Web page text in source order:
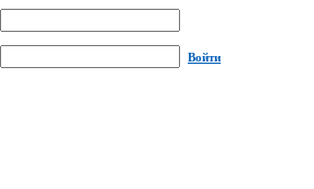
Войти